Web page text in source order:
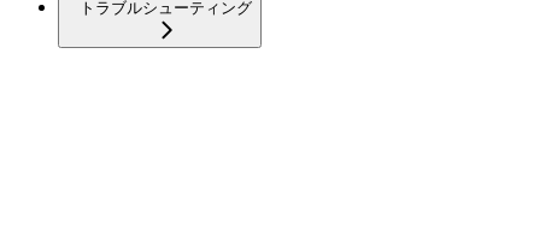
トラブルシューティング